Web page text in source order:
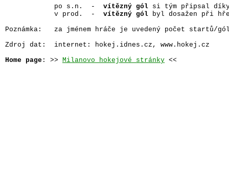
            po s.n.  -
vítězný gól si tým připsal
            v prod.  -
vítězný gól byl dosažen při
Poznámka:   za jménem hráče je uvedený počet startů/
Zdroj dat:  internet: hokej.idnes.cz, www.hokej.cz
Home page : >> Milanovo hokejové stránky